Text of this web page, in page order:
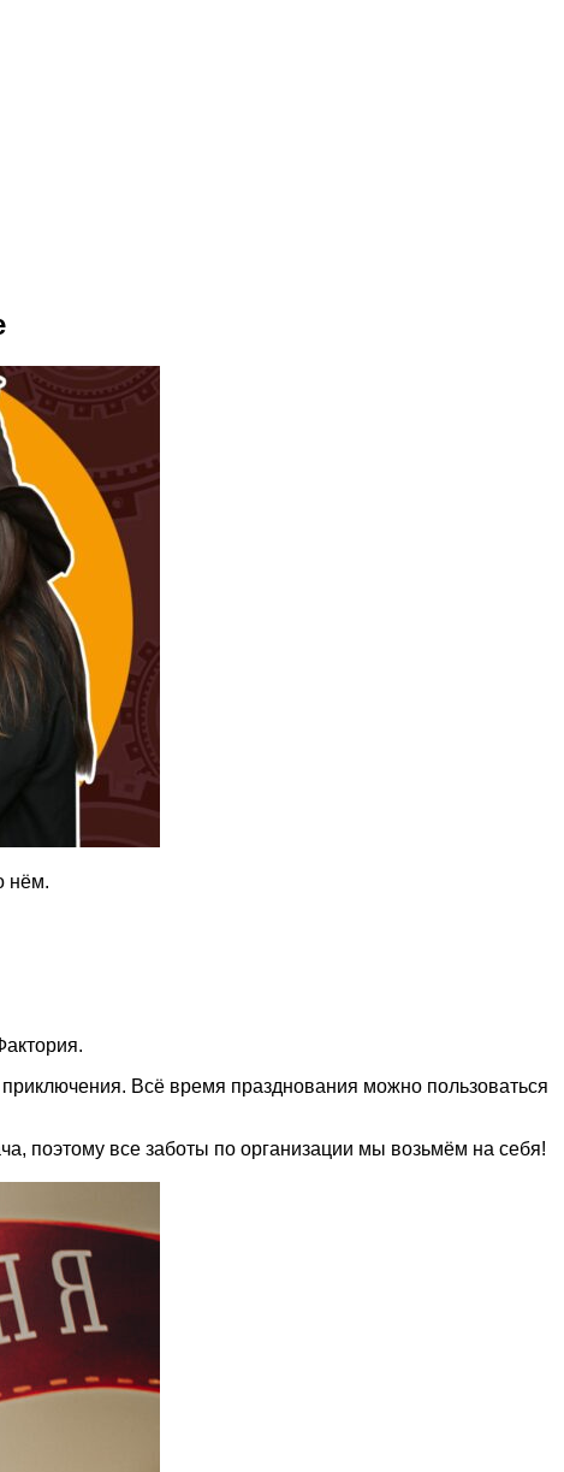
нём.
Всё время празднования можно пользоваться
поэтому все заботы по организации мы возьмём на себя!